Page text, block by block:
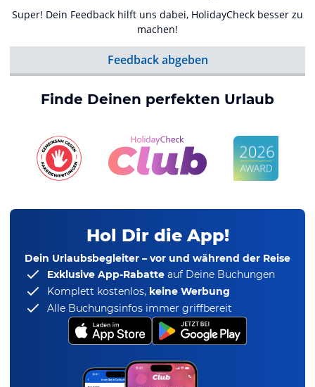
Super! Dein Feedback hilft uns dabei, HolidayCheck besser zu
machen!
Feedback abgeben
Finde Deinen perfekten Urlaub
Hol Dir die App!
Dein Urlaubsbegleiter – vor und während der Reise
Exklusive App-Rabatte auf Deine Buchungen
Komplett kostenlos, keine Werbung
Alle Buchungsinfos immer griffbereit